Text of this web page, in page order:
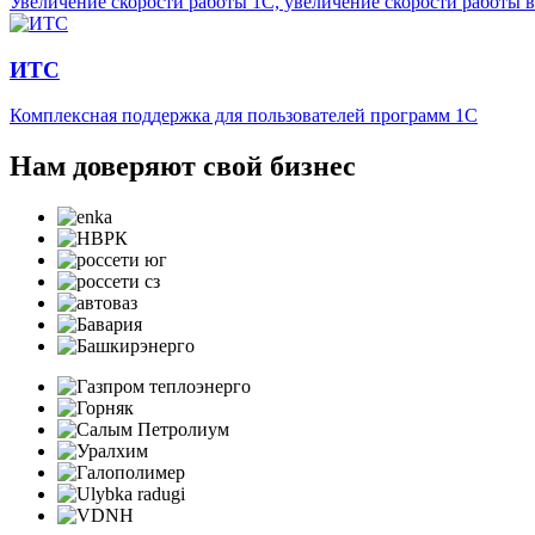
ИТС
Комплексная поддержка для пользователей программ 1С
Нам доверяют свой бизнес